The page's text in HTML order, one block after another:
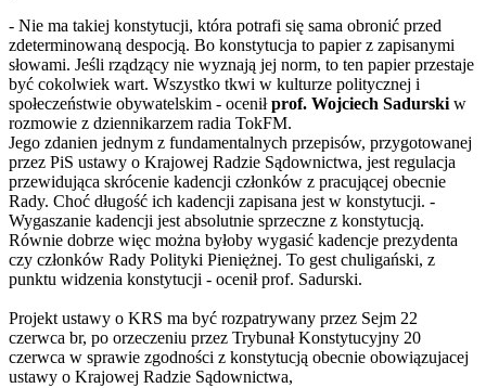
- Nie ma takiej konstytucji, która potrafi się sama obronić przed
zdeterminowaną despocją. Bo konstytucja to papier z zapisanymi
słowami. Jeśli rządzący nie wyznają jej norm, to ten papier przestaje
być cokolwiek wart. Wszystko tkwi w kulturze politycznej i
społeczeństwie obywatelskim - oceniłprof. Wojciech Sadurskiw
rozmowie z dziennikarzem radia TokFM.
Jego zdanien jednym z fundamentalnych przepisów, przygotowanej
przez PiS ustawy o Krajowej Radzie Sądownictwa, jest regulacja
przewidująca skrócenie kadencji członków z pracującej obecnie
Rady. Choć długość ich kadencji zapisana jest w konstytucji. -
Wygaszanie kadencji jest absolutnie sprzeczne z konstytucją.
Równie dobrze więc można byłoby wygasić kadencje prezydenta
czy członków Rady Polityki Pieniężnej. To gest chuligański, z
punktu widzenia konstytucji - ocenił prof. Sadurski.
Projekt ustawy o KRS ma być rozpatrywany przez Sejm 22
czerwca br, po orzeczeniu przez Trybunał Konstytucyjny 20
czerwca w sprawie zgodności z konstytucją obecnie obowiązujacej
ustawy o Krajowej Radzie Sądownictwa,